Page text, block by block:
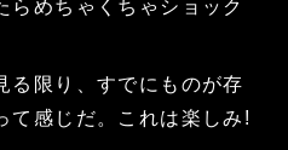
らめちゃくちゃショック
る限り、すでにものが存
て感じだ。これは楽しみ!